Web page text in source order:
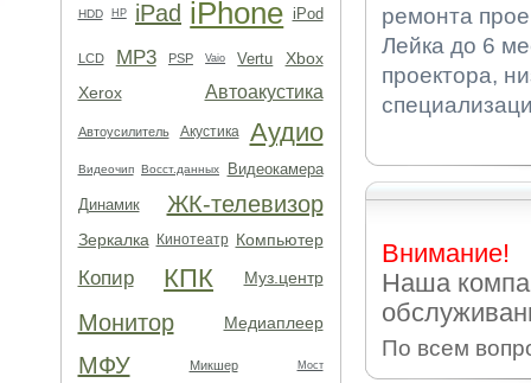
HDD HP iPad iPhone iPod
LCD MP3 PSP Vaio Vertu
Xbox
Xerox
Автоакустика
Автоусилитель Акустика Аудио
Видеочип Восст.данных
Видеокамера
Динамик
ЖК-телевизор
Зеркалка Кинотеатр Компьютер
Копир КПК Муз.центр
Монитор Медиаплеер
МФУ Микшер Мост
ремонта
Лейка до 6
проектора,
Внимание!
Наша
По всем